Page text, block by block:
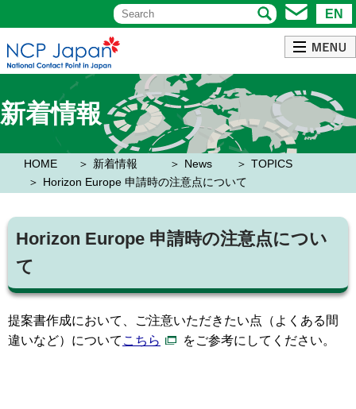
EN
新着情報
HOME 新着情報 News
TOPICS
Horizon Europe 申請時の注意点について
Horizon Europe 申請時の注意点につい
て
提案書作成において、ご注意いただきたい点（よくある間
違いなど）について こちら をご参考にしてください。